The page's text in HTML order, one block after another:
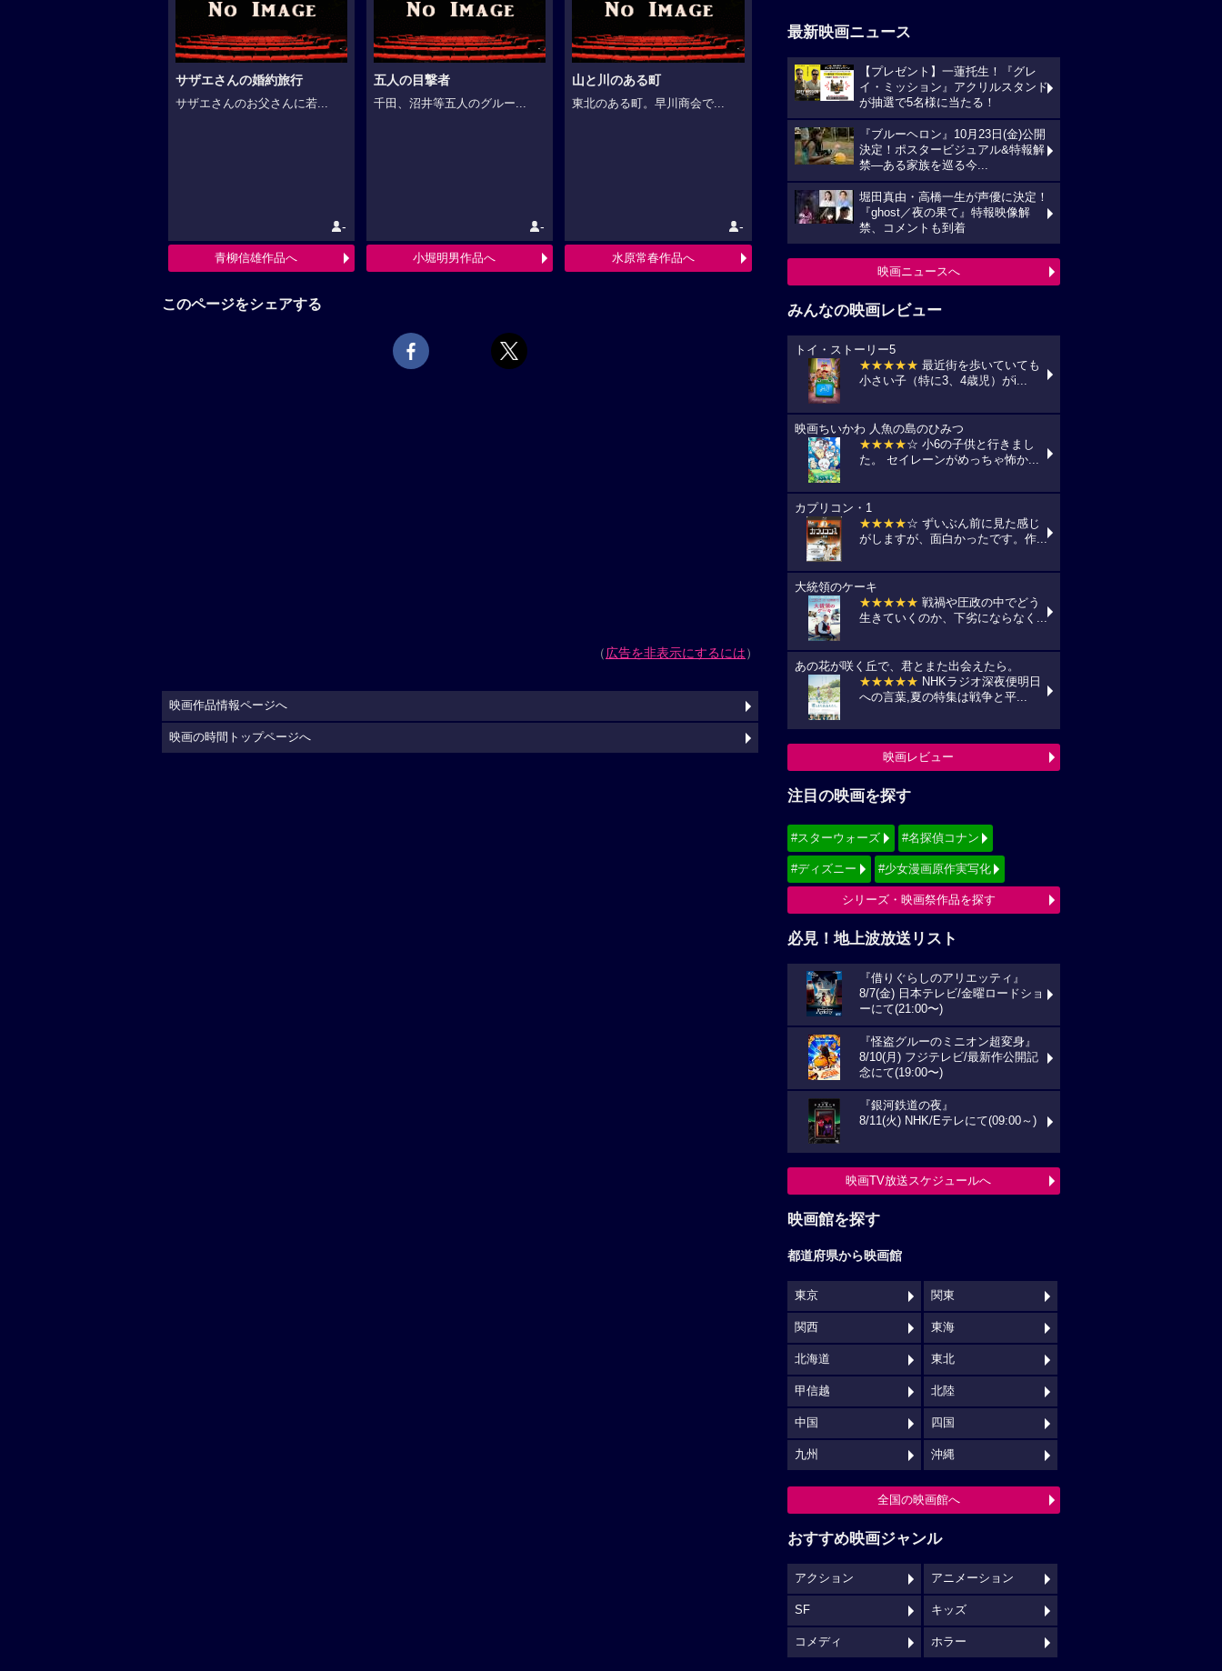
サザエさんの婚約旅行
サザエさんのお父さんに若...
-
青柳信雄作品へ
五人の目撃者
千田、沼井等五人のグルー...
-
小堀明男作品へ
山と川のある町
東北のある町。早川商会で...
-
水原常春作品へ
このページをシェアする
（広告を非表示にするには）
最新映画ニュース
【プレゼント】一蓮托生！『グレ
イ・ミッション』アクリルスタンド
が抽選で5名様に当たる！
『ブルーヘロン』10月23日(金)公開
決定！ポスタービジュアル&特報解
禁―ある家族を巡る今...
堀田真由・高橋一生が声優に決定！
『ghost／夜の果て』特報映像解
禁、コメントも到着
映画ニュースへ
みんなの映画レビュー
トイ・ストーリー5
★★★★★ 最近街を歩いていても
小さい子（特に3、4歳児）がi...
映画ちいかわ 人魚の島のひみつ
★★★★☆ 小6の子供と行きまし
た。 セイレーンがめっちゃ怖か...
カプリコン・1
★★★★☆ ずいぶん前に見た感じ
がしますが、面白かったです。作...
大統領のケーキ
★★★★★ 戦禍や圧政の中でどう
生きていくのか、下劣にならなく...
あの花が咲く丘で、君とまた出会えたら。
★★★★★ NHKラジオ深夜便明日
への言葉,夏の特集は戦争と平...
映画レビュー
注目の映画を探す
#スターウォーズ #名探偵コナン
#ディズニー #少女漫画原作実写化
シリーズ・映画祭作品を探す
必見！地上波放送リスト
『借りぐらしのアリエッティ』
8/7(金) 日本テレビ/金曜ロードショ
ーにて(21:00〜)
『怪盗グルーのミニオン超変身』
8/10(月) フジテレビ/最新作公開記
念にて(19:00〜)
『銀河鉄道の夜』
8/11(火) NHK/Eテレにて(09:00～)
映画TV放送スケジュールへ
映画館を探す
都道府県から映画館
東京 関東
関西 東海
北海道 東北
甲信越 北陸
中国 四国
九州 沖縄
全国の映画館へ
おすすめ映画ジャンル
アクション アニメーション
SF キッズ
コメディ ホラー
映画作品情報ページへ
映画の時間トップページへ